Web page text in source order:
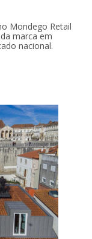
Mondego Retail
marca em
nacional.